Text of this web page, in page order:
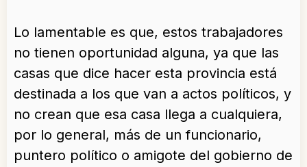
Lo lamentable es que, estos trabajadores
no tienen oportunidad alguna, ya que las
casas que dice hacer esta provincia está
destinada a los que van a actos políticos, y
no crean que esa casa llega a cualquiera,
por lo general, más de un funcionario,
puntero político o amigote del gobierno de